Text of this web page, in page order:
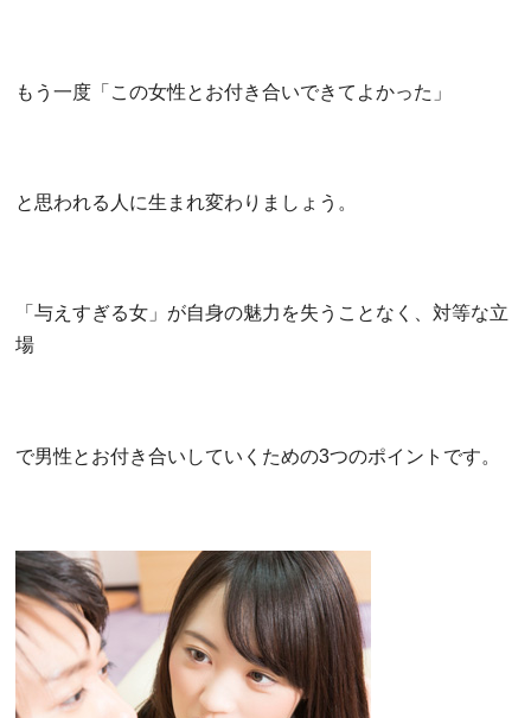
もう一度「この女性とお付き合いできてよかった」
と思われる人に生まれ変わりましょう。
「与えすぎる女」が自身の魅力を失うことなく、対等な立
場
で男性とお付き合いしていくための3つのポイントです。